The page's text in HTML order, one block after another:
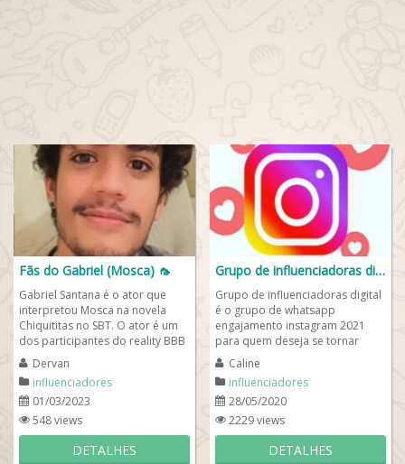
Fãs do Gabriel (Mosca) 🦟
Gabriel Santana é o ator que
interpretou Mosca na novela
Chiquititas no SBT. O ator é um
dos participantes do reality BBB
2023 exibido na Globo, um...
Dervan
influenciadores
01/03/2023
548 views
DETALHES
Grupo de influenciadoras digital ✨
Grupo de influenciadoras digital
é o grupo de whatsapp
engajamento instagram 2021
para quem deseja se tornar
influencer e conquistar milhões
de seguidores na...
Caline
influenciadores
28/05/2020
2229 views
DETALHES